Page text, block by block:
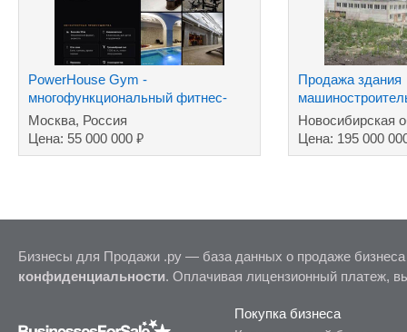
PowerHouse Gym -
многофункциональный фитнес-
комплекс премиум класса
Москва, Россия
Цена: 55 000 000 ₽
Продажа здания
Новосибирская
Цена: 195 000
Бизнесы для Продажи .ру — база данных о продаже
конфиденциальности. Оплачивая лицензионный платеж,
Покупка бизнеса